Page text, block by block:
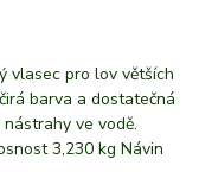
vlasec pro lov větších
barva a dostatečná
ve vodě.
3,230 kg Návin